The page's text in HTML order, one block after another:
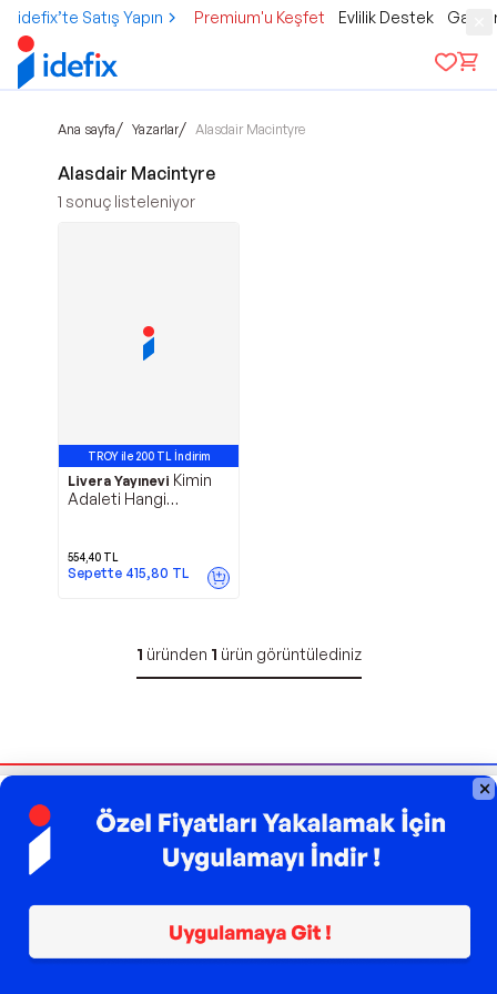
idefix’te Satış Yapın Premium'u Keşfet Evlilik Destek
Ana sayfa/ Yazarlar/ Alasdair Macintyre
Alasdair Macintyre
1 sonuç listeleniyor
TROY ile 200 TL İndirim
Livera Yayınevi Kimin
Adaleti Hangi
554,40 TL
Sepette 415,80 TL
1 üründen 1 ürün görüntülediniz
Bizi Takip Edin